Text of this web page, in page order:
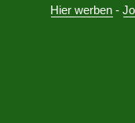
Hier werben -